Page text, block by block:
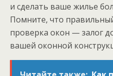
и сделать ваше жилье
Помните, что
проверка окон — залог
вашей оконной